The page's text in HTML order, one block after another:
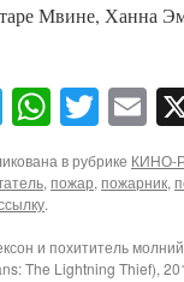
Мвине, Ханна
Telegram
в рубрике КИНО-
,пожар,пожарник,
.
и похититель
The Lightning Thief),